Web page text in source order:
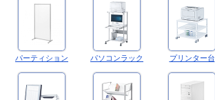
パーティション パソコンラック プリンター台